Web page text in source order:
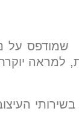
למראה